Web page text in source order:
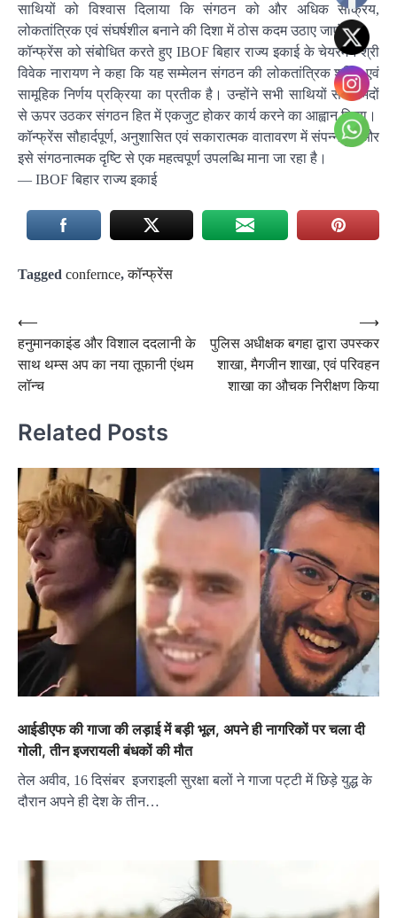
साथियों को विश्वास दिलाया कि संगठन को और अधिक सक्रिय,
लोकतांत्रिक एवं संघर्षशील बनाने की दिशा में ठोस कदम उठाए जाएंगे।
कॉन्फ्रेंस को संबोधित करते हुए IBOF बिहार राज्य इकाई के चेयरमैन श्री
विवेक नारायण ने कहा कि यह सम्मेलन संगठन की लोकतांत्रिक शक्ति एवं
सामूहिक निर्णय प्रक्रिया का प्रतीक है। उन्होंने सभी साथियों से मतभेदों
से ऊपर उठकर संगठन हित में एकजुट होकर कार्य करने का आह्वान किया।
कॉन्फ्रेंस सौहार्दपूर्ण, अनुशासित एवं सकारात्मक वातावरण में संपन्न हुई और
इसे संगठनात्मक दृष्टि से एक महत्वपूर्ण उपलब्धि माना जा रहा है।
— IBOF बिहार राज्य इकाई
Tagged confernce,कॉन्फ्रेंस
Post
navigation
⟵
हनुमानकाइंड और विशाल ददलानी के
साथ थम्स अप का नया तूफानी एंथम
लॉन्च
पुलिस अधीक्षक बगहा द्वारा उपस्कर
शाखा, मैगजीन शाखा, एवं परिवहन
शाखा का औचक निरीक्षण किया
⟶
Related Posts
आईडीएफ की गाजा की लड़ाई में बड़ी भूल, अपने ही नागरिकों पर चला दी
गोली, तीन इजरायली बंधकों की मौत
तेल अवीव, 16 दिसंबर इजराइली सुरक्षा बलों ने गाजा पट्टी में छिड़े युद्ध के
दौरान अपने ही देश के तीन…